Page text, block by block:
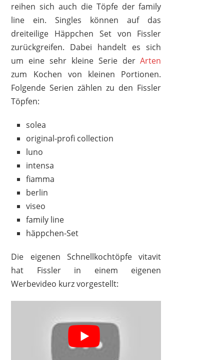
reihen sich auch die Töpfe der family
line ein. Singles können auf das
dreiteilige Häppchen Set von Fissler
zurückgreifen. Dabei handelt es sich
um eine sehr kleine Serie derArten
zum Kochen von kleinen Portionen.
Folgende Serien zählen zu den Fissler
Töpfen:
solea
original-profi collection
luno
intensa
fiamma
berlin
viseo
family line
häppchen-Set
Die eigenen Schnellkochtöpfe vitavit
hat Fissler in einem eigenen
Werbevideo kurz vorgestellt: